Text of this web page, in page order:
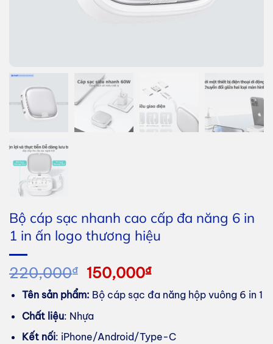
Bộ cáp sạc nhanh cao cấp đa năng 6 in
1 in ấn logo thương hiệu
220,000₫
Giá
gốc
là:
220,000₫.
150,000₫Giá
hiện
tại
150,000₫.
Tên sản phẩm: Bộ cáp sạc đa năng hộp vuông 6 in 1
Chất liệu: Nhựa
Kết nối: iPhone/Android/Type-C